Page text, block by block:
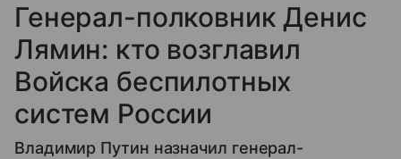
Генерал-полковник Денис
Лямин: кто возглавил
Войска беспилотных
систем России
Владимир Путин назначил генерал-